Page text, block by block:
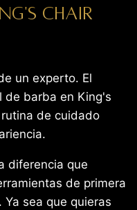
Chair
un experto. El
de barba en King's
de cuidado
diferencia que
de primera
sea que quieras